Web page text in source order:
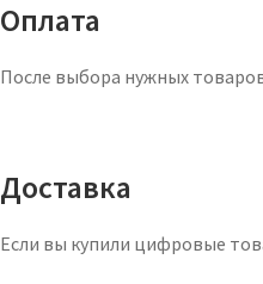
Оплата
После выбора нужных
Доставка
Если вы купили цифровые